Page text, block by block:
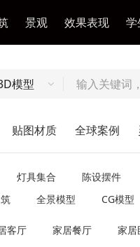
景观 效果表现 学
模型
贴图材质 全球案例
灯具集合 陈设摆件
全景模型 CG模型
客厅 家居餐厅 家居